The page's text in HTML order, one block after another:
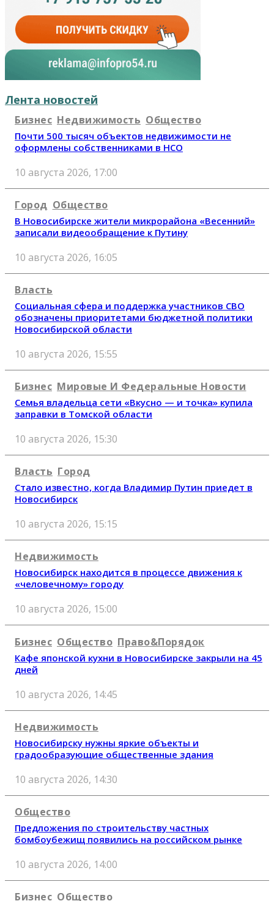
Лента новостей
Бизнес Недвижимость Общество
Почти 500 тысяч объектов недвижимости не
оформлены собственниками в НСО
10 августа 2026, 17:00
Город Общество
В Новосибирске жители микрорайона «Весенний»
записали видеообращение к Путину
10 августа 2026, 16:05
Власть
Социальная сфера и поддержка участников СВО
обозначены приоритетами бюджетной политики
Новосибирской области
10 августа 2026, 15:55
Бизнес Мировые И Федеральные Новости
Семья владельца сети «Вкусно — и точка» купила
заправки в Томской области
10 августа 2026, 15:30
Власть Город
Стало известно, когда Владимир Путин приедет в
Новосибирск
10 августа 2026, 15:15
Недвижимость
Новосибирск находится в процессе движения к
«человечному» городу
10 августа 2026, 15:00
Бизнес Общество Право&Порядок
Кафе японской кухни в Новосибирске закрыли на 45
дней
10 августа 2026, 14:45
Недвижимость
Новосибирску нужны яркие объекты и
градообразующие общественные здания
10 августа 2026, 14:30
Общество
Предложения по строительству частных
бомбоубежищ появились на российском рынке
10 августа 2026, 14:00
Бизнес Общество